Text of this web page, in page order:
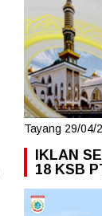
Tayang 29/04/
IKLAN
18 KSB